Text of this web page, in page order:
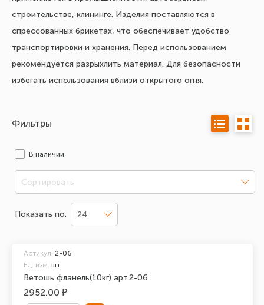
строительстве, клининге. Изделия поставляются в
спрессованных брикетах, что обеспечивает удобство
транспортировки и хранения. Перед использованием
рекомендуется разрыхлить материал. Для безопасности
избегать использования вблизи открытого огня.
Фильтры
В наличии
Сортировать
Показать по: 24
Ветошь фланель(10кг) арт.2-06
Артикул: 2-06
Ед. изм. шт.
2952.00 ₽